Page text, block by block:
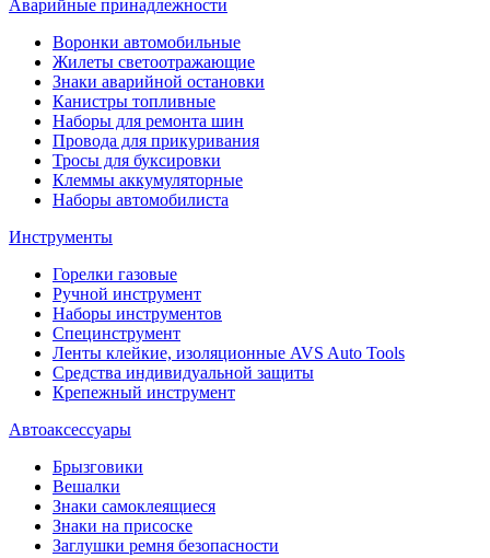
Аварийные принадлежности
Воронки автомобильные
Жилеты светоотражающие
Знаки аварийной остановки
Канистры топливные
Наборы для ремонта шин
Провода для прикуривания
Тросы для буксировки
Клеммы аккумуляторные
Наборы автомобилиста
Инструменты
Горелки газовые
Ручной инструмент
Наборы инструментов
Специнструмент
Ленты клейкие, изоляционные AVS Auto Tools
Средства индивидуальной защиты
Крепежный инструмент
Автоаксессуары
Брызговики
Вешалки
Знаки самоклеящиеся
Знаки на присоске
Заглушки ремня безопасности